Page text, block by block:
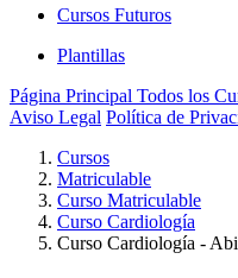
Cursos Futuros
Plantillas
Página Principal Todos los
Aviso Legal Política de
Cursos
Matriculable
Curso Matriculable
Curso Cardiología
Curso Cardiología -